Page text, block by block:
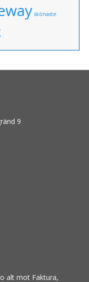
skönaste
9
alt mot Faktura,